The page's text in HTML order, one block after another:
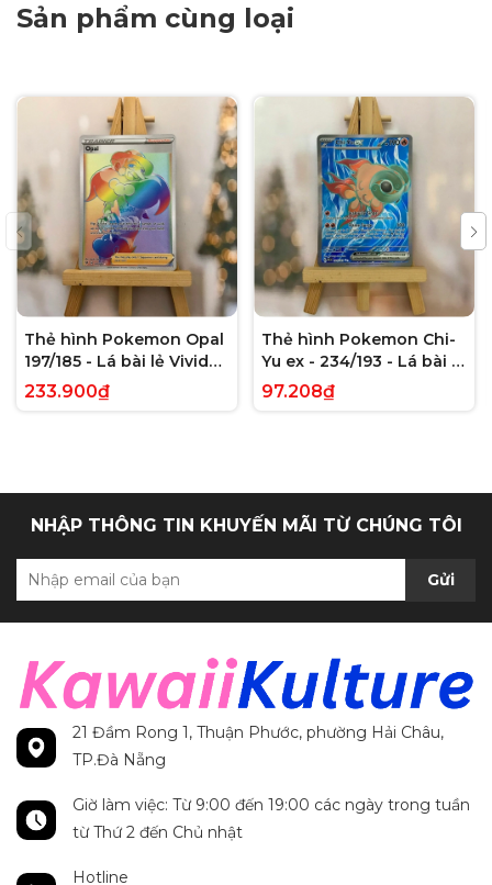
Sản phẩm cùng loại
Thẻ hình Pokemon Opal
197/185 - Lá bài lẻ Vivid
Voltage Hyper Rare tiếng
Anh chính hãng
233.900₫
Thẻ hình Pokemon Chi-
Yu ex - 234/193 - Lá bài lẻ
Paldea Evolved Full Art
Secret Rare tiếng Anh
97.208₫
NHẬP THÔNG TIN KHUYẾN MÃI TỪ CHÚNG TÔI
Gửi
21 Đầm Rong 1, Thuận Phước, phường Hải Châu,
TP.Đà Nẵng
Giờ làm việc: Từ 9:00 đến 19:00 các ngày trong tuần
từ Thứ 2 đến Chủ nhật
Hotline